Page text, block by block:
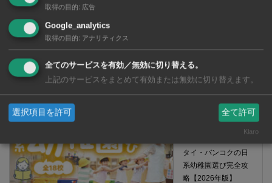
タイ・バンコクの保
育園選び完全攻略
【2026年版】
タイ・バンコクの日
系幼稚園選び完全攻
略【2026年版】
取得の目的: 広告
Google_analytics
取得の目的: アナリティクス
全てのサービスを有効／無効に切り替える。
上記のサービスをまとめて有効または無効に切り替えます。
選択項目を許可 全て許可
Klaro